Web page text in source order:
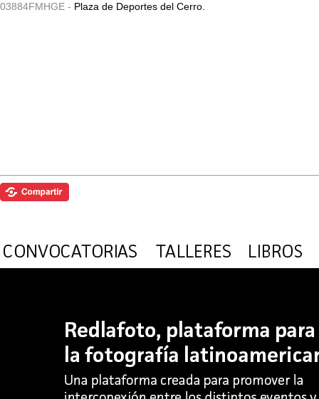
03884FMHGE - Plaza de Deportes del Cerro.